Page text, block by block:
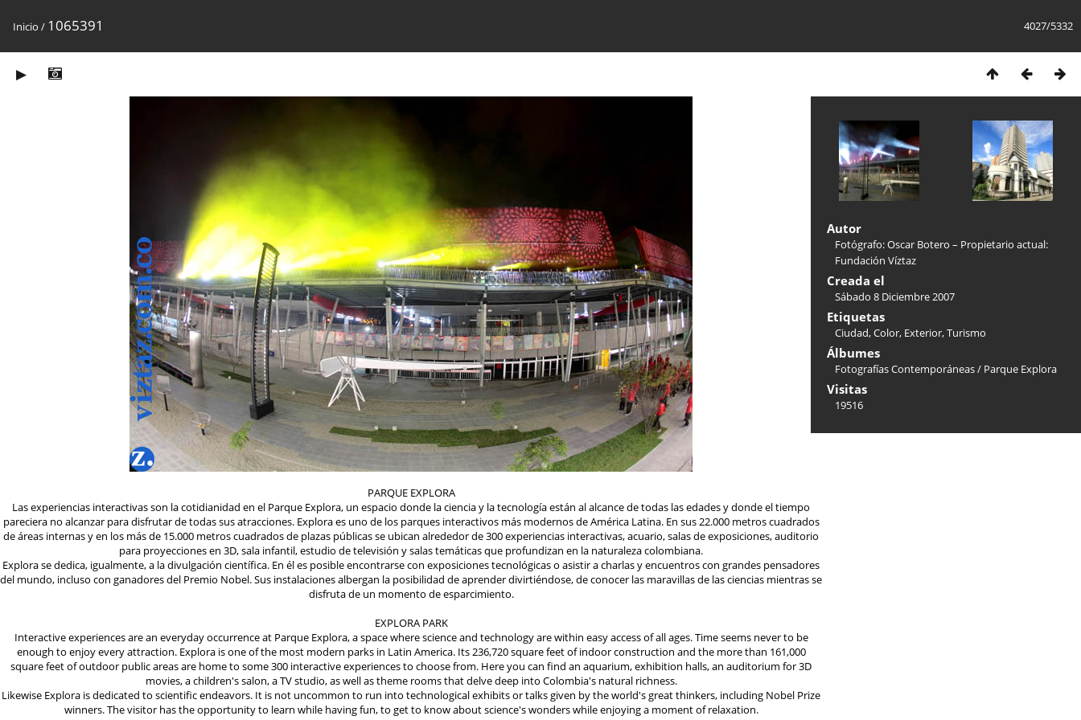
4027/5332
Inicio / 1065391
PARQUE EXPLORA
Las experiencias interactivas son la cotidianidad en el Parque Explora, un espacio donde la ciencia y la tecnología están al alcance de todas las edades y donde el tiempo
pareciera no alcanzar para disfrutar de todas sus atracciones. Explora es uno de los parques interactivos más modernos de América Latina. En sus 22.000 metros cuadrados
de áreas internas y en los más de 15.000 metros cuadrados de plazas públicas se ubican alrededor de 300 experiencias interactivas, acuario, salas de exposiciones, auditorio
para proyecciones en 3D, sala infantil, estudio de televisión y salas temáticas que profundizan en la naturaleza colombiana.
Explora se dedica, igualmente, a la divulgación científica. En él es posible encontrarse con exposiciones tecnológicas o asistir a charlas y encuentros con grandes pensadores
del mundo, incluso con ganadores del Premio Nobel. Sus instalaciones albergan la posibilidad de aprender divirtiéndose, de conocer las maravillas de las ciencias mientras se
disfruta de un momento de esparcimiento.
EXPLORA PARK
Interactive experiences are an everyday occurrence at Parque Explora, a space where science and technology are within easy access of all ages. Time seems never to be
enough to enjoy every attraction. Explora is one of the most modern parks in Latin America. Its 236,720 square feet of indoor construction and the more than 161,000
square feet of outdoor public areas are home to some 300 interactive experiences to choose from. Here you can find an aquarium, exhibition halls, an auditorium for 3D
movies, a children's salon, a TV studio, as well as theme rooms that delve deep into Colombia's natural richness.
Likewise Explora is dedicated to scientific endeavors. It is not uncommon to run into technological exhibits or talks given by the world's great thinkers, including Nobel Prize
winners. The visitor has the opportunity to learn while having fun, to get to know about science's wonders while enjoying a moment of relaxation.
Autor
Fotógrafo: Oscar Botero – Propietario actual:
Fundación Víztaz
Creada el
Sábado 8 Diciembre 2007
Etiquetas
Ciudad,Color, Exterior,Turismo
Álbumes
Fotografías Contemporáneas/ Parque Explora
Visitas
19516